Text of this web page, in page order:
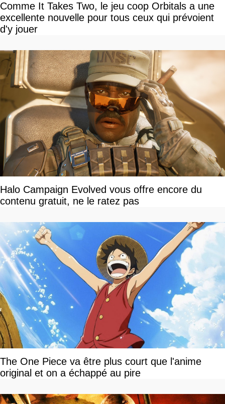
Comme It Takes Two, le jeu coop Orbitals a une
excellente nouvelle pour tous ceux qui prévoient
d'y jouer
Halo Campaign Evolved vous offre encore du
contenu gratuit, ne le ratez pas
The One Piece va être plus court que l'anime
original et on a échappé au pire